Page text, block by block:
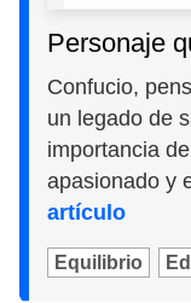
Personaje
Confucio,
un legado de
importancia
apasionado y
artículo
Equilibrio